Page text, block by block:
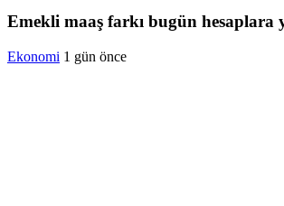
Emekli maaş farkı bugün hesaplara
Ekonomi 1 gün önce